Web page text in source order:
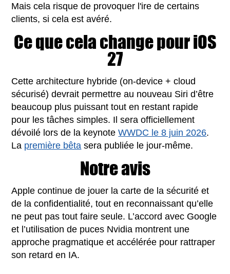
Mais cela risque de provoquer l'ire de certains
clients, si cela est avéré.
Ce que cela change pour iOS
27
Cette architecture hybride (on-device + cloud
sécurisé) devrait permettre au nouveau Siri d’être
beaucoup plus puissant tout en restant rapide
pour les tâches simples. Il sera officiellement
dévoilé lors de la keynoteWWDC le 8 juin 2026.
La première bêta sera publiée le jour-même.
Notre avis
Apple continue de jouer la carte de la sécurité et
de la confidentialité, tout en reconnaissant qu’elle
ne peut pas tout faire seule. L’accord avec Google
et l’utilisation de puces Nvidia montrent une
approche pragmatique et accélérée pour rattraper
son retard en IA.